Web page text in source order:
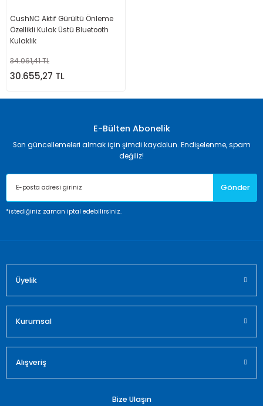
CushNC Aktif Gürültü Önleme
Özellikli Kulak Üstü Bluetooth
Kulaklık
34.061,41 TL
30.655,27 TL
E-Bülten Abonelik
Son güncellemeleri almak için şimdi kaydolun. Endişelenme, spam
değiliz!
Gönder
*istediğiniz zaman iptal edebilirsiniz.
Üyelik
Kurumsal
Alışveriş
Bize Ulaşın